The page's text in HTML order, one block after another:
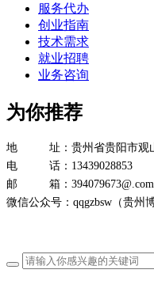
服务代办
创业指南
技术需求
就业招聘
业务咨询
为你推荐
地 址：贵州省贵阳市观山
电 话：13439028853
邮 箱：394079673@.com
微信公众号：qqgzbsw（贵州